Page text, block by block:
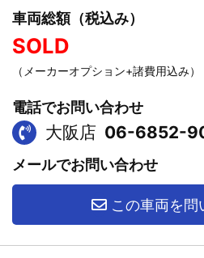
車両総額（税込み）
SOLD
（メーカーオプション+諸費用込み）
電話でお問い合わせ
大阪店 06-6852-
メールでお問い合わせ
この車両を問